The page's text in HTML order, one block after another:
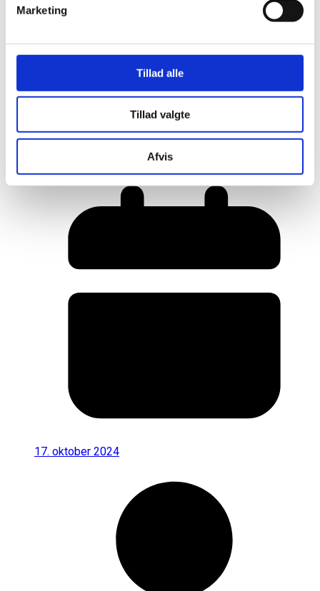
Marketing
Tillad alle
Tillad valgte
Afvis
Her er alle vinderne fra årets Danish
Rainbow Awards
17. oktober 2024